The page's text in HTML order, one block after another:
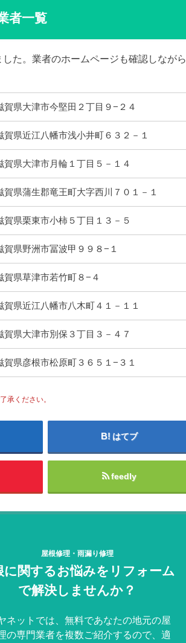
者一覧
た。業者のホームページも確認しながら
賀県大津市今堅田２丁目９−２４
賀県近江八幡市浅小井町６３２－１
賀県大津市月輪１丁目５－１４
賀県蒲生郡竜王町大字西川７０１－１
賀県栗東市小柿５丁目１３－５
賀県野洲市冨波甲９９８−１
賀県草津市若竹町８−４
賀県近江八幡市八木町４１－１１
賀県大津市別保３丁目３－４７
賀県彦根市松原町３６５１−３１
承ください。
はてブ
feedly
屋根修理・雨漏り修理
に関するお悩みをリフォーム
で解決しませんか？
ネットでは、無料であなたの地元の屋
の専門業者を複数ご紹介するので、適